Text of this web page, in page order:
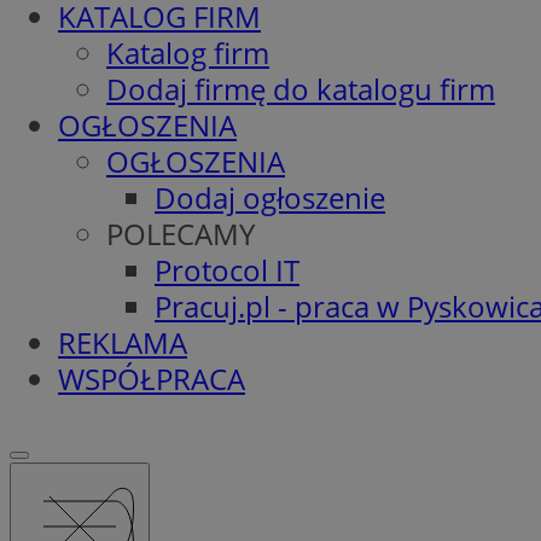
KATALOG FIRM
Katalog firm
Dodaj firmę do katalogu firm
OGŁOSZENIA
OGŁOSZENIA
Dodaj ogłoszenie
POLECAMY
Protocol IT
Pracuj.pl - praca w
REKLAMA
WSPÓŁPRACA